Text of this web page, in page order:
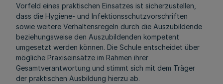
Vorfeld eines praktischen Einsatzes ist sicherzustellen,
dass die Hygiene- und Infektionsschutzvorschriften
sowie weitere Verhaltensregeln durch die Auszubildende
beziehungsweise den Auszubildenden kompetent
umgesetzt werden können. Die Schule entscheidet über
mögliche Praxiseinsätze im Rahmen ihrer
Gesamtverantwortung und stimmt sich mit dem Träger
der praktischen Ausbildung hierzu ab.